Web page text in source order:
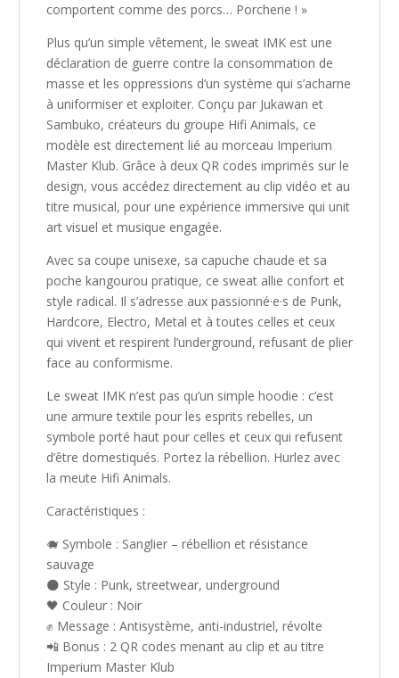
comportent comme des porcs… Porcherie ! »
Plus qu’un simple vêtement, le sweat IMK est une
déclaration de guerre contre la consommation de
masse et les oppressions d’un système qui s’acharne
à uniformiser et exploiter. Conçu par Jukawan et
Sambuko, créateurs du groupe Hifi Animals, ce
modèle est directement lié au morceau Imperium
Master Klub. Grâce à deux QR codes imprimés sur le
design, vous accédez directement au clip vidéo et au
titre musical, pour une expérience immersive qui unit
art visuel et musique engagée.
Avec sa coupe unisexe, sa capuche chaude et sa
poche kangourou pratique, ce sweat allie confort et
style radical. Il s’adresse aux passionné·e·s de Punk,
Hardcore, Electro, Metal et à toutes celles et ceux
qui vivent et respirent l’underground, refusant de plier
face au conformisme.
Le sweat IMK n’est pas qu’un simple hoodie : c’est
une armure textile pour les esprits rebelles, un
symbole porté haut pour celles et ceux qui refusent
d’être domestiqués. Portez la rébellion. Hurlez avec
la meute Hifi Animals.
Caractéristiques :
🐗 Symbole : Sanglier – rébellion et résistance
sauvage
🌑 Style : Punk, streetwear, underground
🖤 Couleur : Noir
✊ Message : Antisystème, anti-industriel, révolte
📲 Bonus : 2 QR codes menant au clip et au titre
Imperium Master Klub